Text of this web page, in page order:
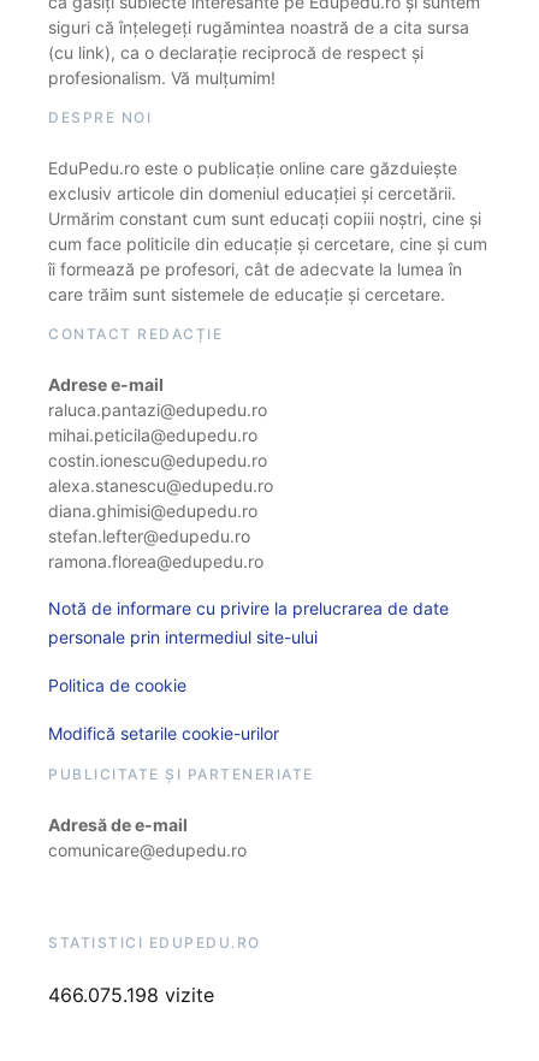
siguri că înțelegeți rugămintea noastră de a cita sursa
(cu link), ca o declarație reciprocă de respect și
profesionalism. Vă mulțumim!
DESPRE NOI
EduPedu.ro este o publicație online care găzduiește
exclusiv articole din domeniul educației și cercetării.
Urmărim constant cum sunt educați copiii noștri, cine și
cum face politicile din educație și cercetare, cine și cum
îi formează pe profesori, cât de adecvate la lumea în
care trăim sunt sistemele de educație și cercetare.
CONTACT REDACȚIE
Adrese e-mail
raluca.pantazi@edupedu.ro
mihai.peticila@edupedu.ro
costin.ionescu@edupedu.ro
alexa.stanescu@edupedu.ro
diana.ghimisi@edupedu.ro
stefan.lefter@edupedu.ro
ramona.florea@edupedu.ro
Notă de informare cu privire la prelucrarea de date
personale prin intermediul site-ului
Politica de cookie
Modifică setarile cookie-urilor
PUBLICITATE ȘI PARTENERIATE
Adresă de e-mail
comunicare@edupedu.ro
STATISTICI EDUPEDU.RO
466.075.198 vizite